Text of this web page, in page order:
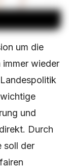
um die
immer wieder
und
Durch
soll der